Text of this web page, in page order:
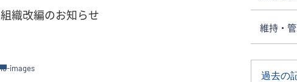
組織改編のお知らせ
維持・